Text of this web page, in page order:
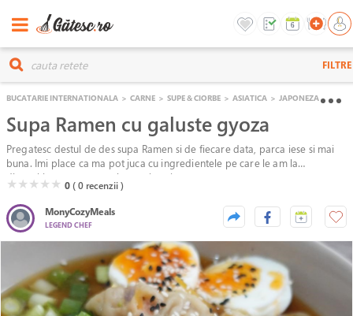
FILTRE
BUCATARIE INTERNATIONALA > CARNE > SUPE & CIORBE > ASIATICA > JAPONEZA
Supa Ramen cu galuste gyoza
Pregatesc destul de des supa Ramen si de fiecare data, parca iese si mai
buna. Imi place ca ma pot juca cu ingredientele pe care le am la
dispozitie, nu e o reteta batuta in cuie.
( )
★( )
★( )
★( )
★( )
★ 0( 0 recenzii )
MonyCozyMeals
LEGEND CHEF